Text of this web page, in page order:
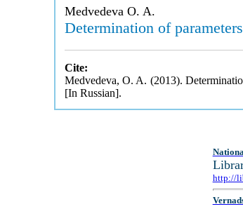
Medvedeva O. A.
Determination of
Cite:
Medvedeva, O. A. (2013).
[In Russian].
http://